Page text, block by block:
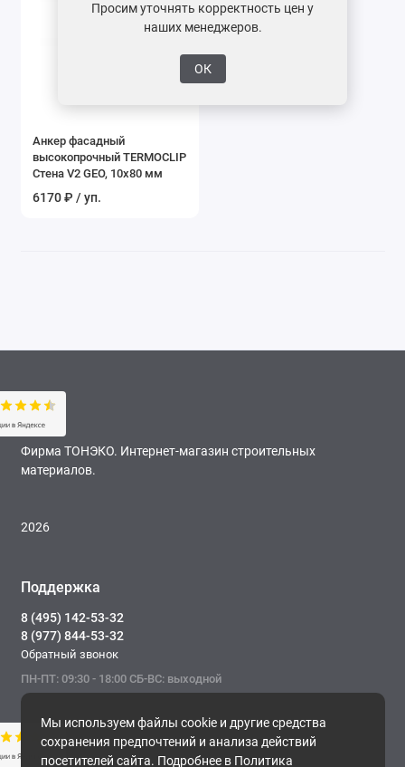
Анкер фасадный
высокопрочный TERMOCLIP
Стена V2 GEO, 10x80 мм
6170 ₽ / уп.
Мы используем файлы cookie и другие средства
сохранения предпочтений и анализа действий
посетителей сайта. Подробнее в Политика
Фирма ТОНЭКО. Интернет-магазин строительных
материалов.
2026
Поддержка
8 (495) 142-53-32
8 (977) 844-53-32
Обратный звонок
ПН-ПТ: 09:30 - 18:00 СБ-ВС: выходной
Просим уточнять корректность цен у
наших менеджеров.
ОК